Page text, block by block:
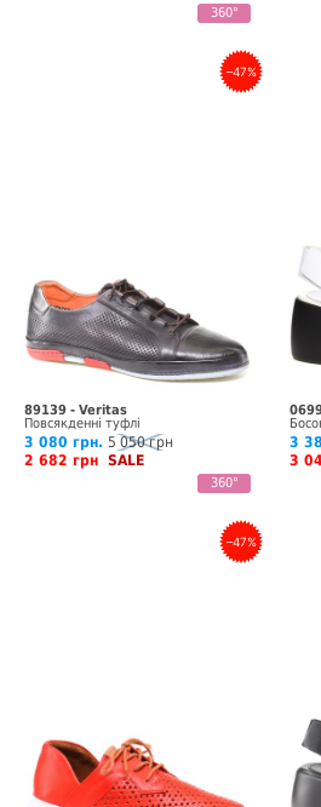
360°
–47%
89139 - Veritas
Повсякденні туфлі
3 080 грн. 5 050 грн
2 682 грн SALE
360°
3
3
–47%